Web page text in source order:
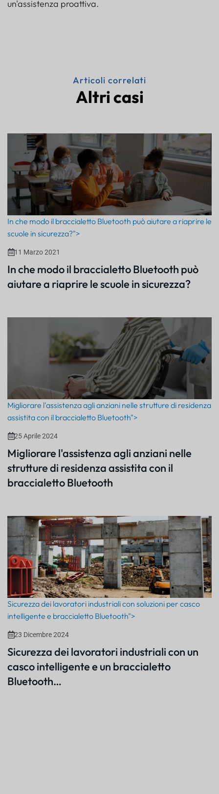
un'assistenza proattiva.
Articoli correlati
Altri casi
In che modo il braccialetto Bluetooth può aiutare a riaprire le
scuole in sicurezza?">
11 Marzo 2021
In che modo il braccialetto Bluetooth può
aiutare a riaprire le scuole in sicurezza?
Migliorare l'assistenza agli anziani nelle strutture di residenza
assistita con il braccialetto Bluetooth">
25 Aprile 2024
Migliorare l'assistenza agli anziani nelle
strutture di residenza assistita con il
braccialetto Bluetooth
Sicurezza dei lavoratori industriali con soluzioni per casco
intelligente e braccialetto Bluetooth">
23 Dicembre 2024
Sicurezza dei lavoratori industriali con un
casco intelligente e un braccialetto
Bluetooth…